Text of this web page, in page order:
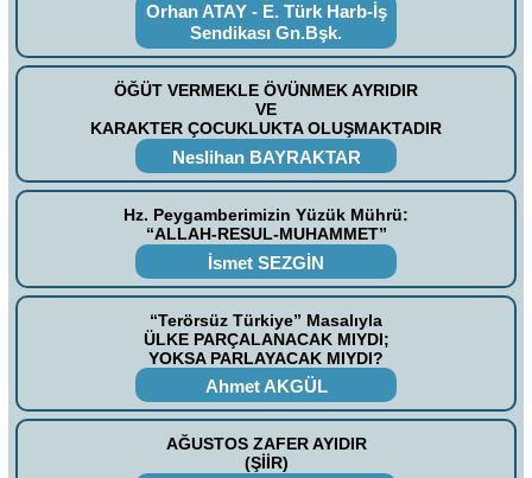
Orhan ATAY - E. Türk Harb-İş
Sendikası Gn.Bşk.
ÖĞÜT VERMEKLE ÖVÜNMEK AYRIDIR
VE
KARAKTER ÇOCUKLUKTA OLUŞMAKTADIR
Neslihan BAYRAKTAR
Hz. Peygamberimizin Yüzük Mührü:
“ALLAH-RESUL-MUHAMMET”
İsmet SEZGİN
“Terörsüz Türkiye” Masalıyla
ÜLKE PARÇALANACAK MIYDI;
YOKSA PARLAYACAK MIYDI?
Ahmet AKGÜL
AĞUSTOS ZAFER AYIDIR
(ŞİİR)